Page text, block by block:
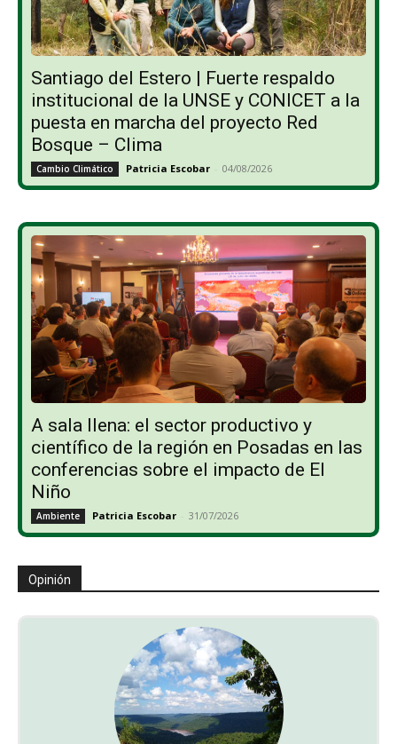
Santiago del Estero | Fuerte respaldo
institucional de la UNSE y CONICET a la
puesta en marcha del proyecto Red
Bosque – Clima
Cambio Climático Patricia Escobar - 04/08/2026
A sala llena: el sector productivo y
científico de la región en Posadas en las
conferencias sobre el impacto de El
Niño
Ambiente Patricia Escobar - 31/07/2026
Opinión